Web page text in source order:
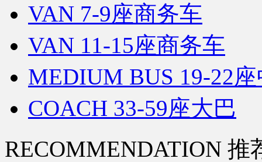
VAN 7-9座商务车
VAN 11-15座商务车
MEDIUM BUS 19-22
COACH 33-59座大巴
RECOMMENDATION 推